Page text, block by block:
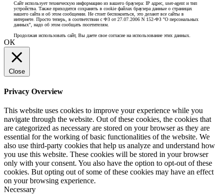
Сайт использует техническую информацию из вашего браузера: IP адрес, user-agent и тип
устройства. Также приходится сохранять в cookie файлах браузера данные о страницах
нашего сайта и об этом сообщении. Не стоит беспокоиться, это делают все сайты в
интернете. Просто теперь, в соответствии с ФЗ от 27.07.2006 N 152-ФЗ "О персональных
данных", надо об этом сообщать посетителям.
Продолжая использовать сайт, Вы даете свое согласие на использование этих данных.
ОК
Close
Privacy Overview
This website uses cookies to improve your experience while you
navigate through the website. Out of these cookies, the cookies that
are categorized as necessary are stored on your browser as they are
essential for the working of basic functionalities of the website. We
also use third-party cookies that help us analyze and understand how
you use this website. These cookies will be stored in your browser
only with your consent. You also have the option to opt-out of these
cookies. But opting out of some of these cookies may have an effect
on your browsing experience.
Necessary